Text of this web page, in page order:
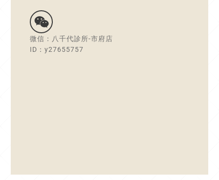
微信：八千代診所-市府店
ID：y27655757